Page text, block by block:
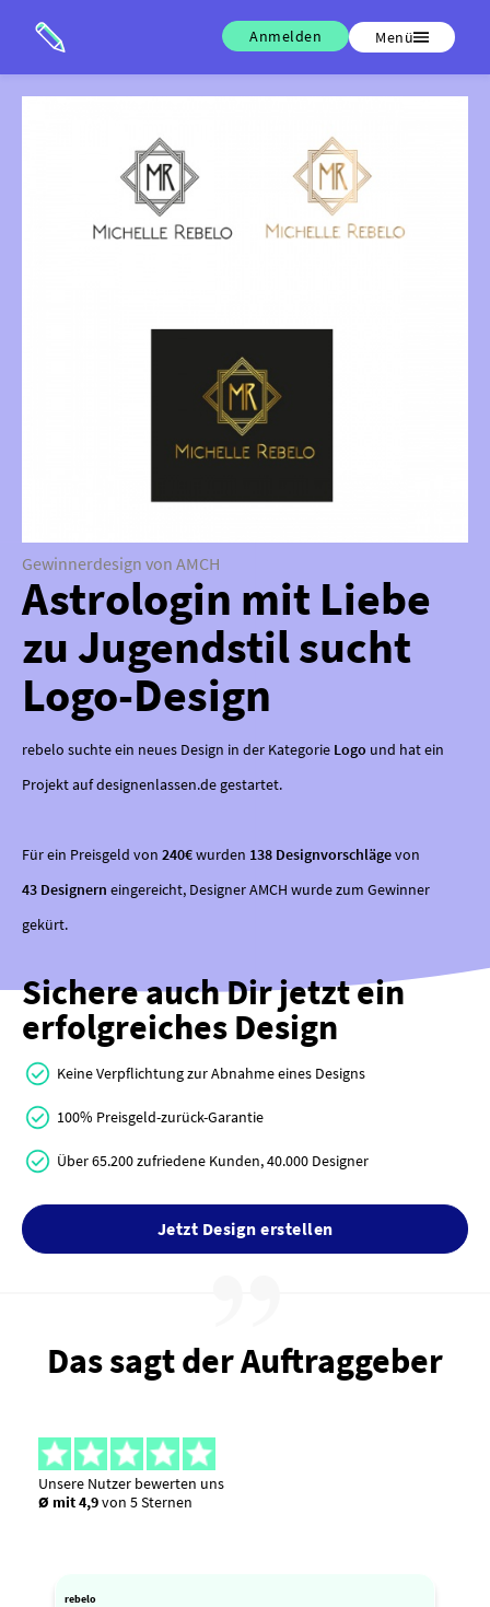
Anmelden Menü
Gewinnerdesign von AMCH
Astrologin mit Liebe
zu Jugendstil sucht
Logo-Design
rebelo suchte ein neues Design in der Kategorie Logo und hat ein
Projekt auf designenlassen.de gestartet.
Für ein Preisgeld von 240€wurden 138 Designvorschlägevon
43 Designern eingereicht, Designer AMCH wurde zum Gewinner
gekürt.
Sichere auch Dir jetzt ein
erfolgreiches Design
Keine Verpflichtung zur Abnahme eines Designs
100% Preisgeld-zurück-Garantie
Über 65.200 zufriedene Kunden, 40.000 Designer
Jetzt Design erstellen
Das sagt der Auftraggeber
Unsere Nutzer bewerten uns
Ø mit 4,9von 5 Sternen
rebelo